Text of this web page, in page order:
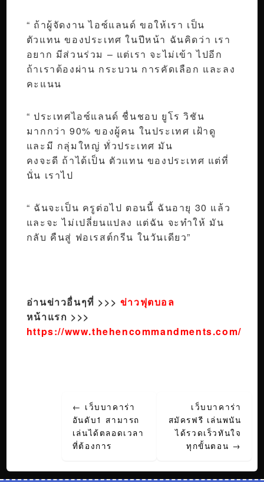
“ ถ้าผู้จัดงาน ไอซ์แลนด์ ขอให้เรา เป็น
ตัวแทน ของประเทศ ในปีหน้า ฉันคิดว่า เรา
อยาก มีส่วนร่วม – แต่เรา จะไม่เข้า ไปอีก
ถ้าเราต้องผ่าน กระบวน การคัดเลือก และลง
คะแนน
“ ประเทศไอซ์แลนด์ ชื่นชอบ ยูโร วิชัน
มากกว่า 90% ของผู้คน ในประเทศ เฝ้าดู
และมี กลุ่มใหญ่ ทั่วประเทศ มัน
คงจะดี ถ้าได้เป็น ตัวแทน ของประเทศ แต่ที่
นั่น เราไป
“ ฉันจะเป็น ครูต่อไป ตอนนี้ ฉันอายุ 30 แล้ว
และจะ ไม่เปลี่ยนแปลง แต่ฉัน จะทำให้ มัน
กลับ คืนสู่ ฟอเรสต์กรีน ในวันเดียว”
อ่านข่าวอื่นๆที่ >>> ข่าวฟุตบอล
หน้าแรก >>>
https://www.thehencommandments.com/
navigation
← เว็บบาคาร่า
อันดับ1 สามารถ
เล่นได้ตลอดเวลา
ที่ต้องการ
เว็บบาคาร่า
สมัครฟรี เล่นพนัน
ได้รวดเร็วทันใจ
ทุกขั้นตอน →